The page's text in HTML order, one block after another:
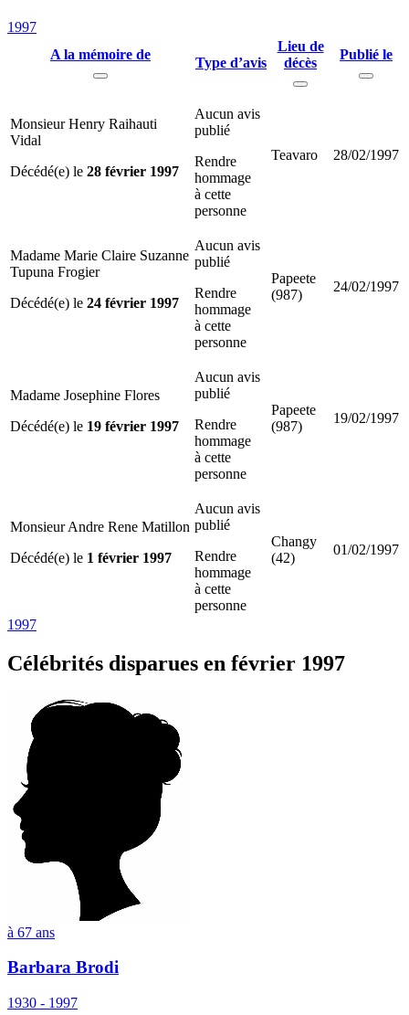
1997
A la mémoire de
Type d’avis
Lieu de
décès
Publié le
Monsieur Henry Raihauti
Vidal
Décédé(e) le 28 février 1997
Aucun avis
publié
Rendre
hommage
à cette
personne
Teavaro 28/02/1997
Madame Marie Claire Suzanne
Tupuna Frogier
Décédé(e) le 24 février 1997
Aucun avis
publié
Rendre
hommage
à cette
personne
Papeete
(987)
24/02/1997
Madame Josephine Flores
Décédé(e) le 19 février 1997
Aucun avis
publié
Rendre
hommage
à cette
personne
Papeete
(987)
19/02/1997
Monsieur Andre Rene Matillon
Décédé(e) le 1 février 1997
Aucun avis
publié
Rendre
hommage
à cette
personne
Changy
(42)
01/02/1997
1997
Célébrités disparues en février 1997
à 67 ans
Barbara Brodi
1930 - 1997